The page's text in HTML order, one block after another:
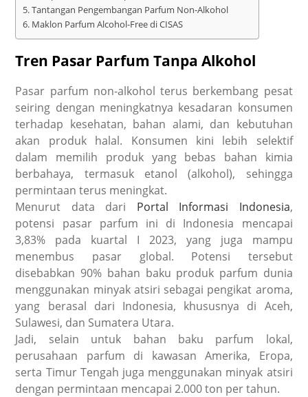
Tantangan Pengembangan Parfum Non-Alkohol
Maklon Parfum Alcohol-Free di CISAS
Tren Pasar Parfum Tanpa Alkohol
Pasar parfum non-alkoholterus berkembang pesat
seiring dengan meningkatnya kesadaran konsumen
terhadap kesehatan, bahan alami, dan kebutuhan
akan produk halal. Konsumen kini lebih selektif
dalam memilih produk yang bebas bahan kimia
berbahaya, termasuk etanol (alkohol), sehingga
permintaan terus meningkat.
Menurut data dari Portal Informasi Indonesia,
potensi pasar parfum ini di Indonesia mencapai
3,83% pada kuartal I 2023, yang juga mampu
menembus pasar global. Potensi tersebut
disebabkan 90% bahan baku produk parfum dunia
menggunakan minyak atsiri sebagai pengikat aroma,
yang berasal dari Indonesia, khususnya di Aceh,
Sulawesi, dan Sumatera Utara.
Jadi, selain untuk bahan baku parfum lokal,
perusahaan parfum di kawasan Amerika, Eropa,
serta Timur Tengah juga menggunakan minyak atsiri
dengan permintaan mencapai 2.000 ton per tahun.